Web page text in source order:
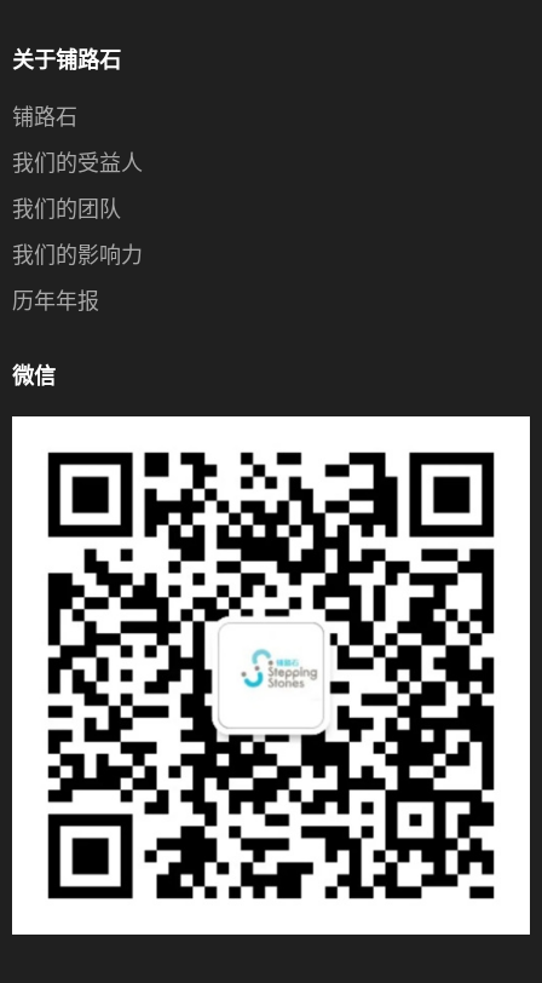
关于铺路石
铺路石
我们的受益人
我们的团队
我们的影响力
历年年报
微信